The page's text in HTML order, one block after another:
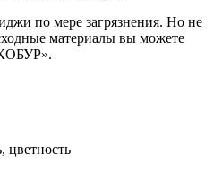
по мере загрязнения. Но не
материалы вы можете
цветность